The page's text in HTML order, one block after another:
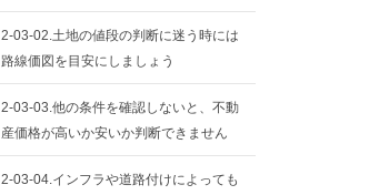
2-03-02.土地の値段の判断に迷う時には
路線価図を目安にしましょう
2-03-03.他の条件を確認しないと、不動
産価格が高いか安いか判断できません
2-03-04.インフラや道路付けによっても